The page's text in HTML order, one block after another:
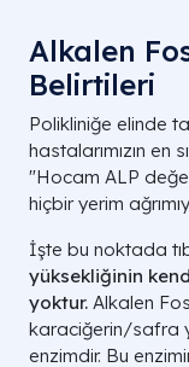
Alkalen
Belirtileri
Polikliniğe elinde
hastalarımızın en
"Hocam ALP
hiçbir yerim
İşte bu noktada
yüksekliğinin
yoktur. Alkalen
karaciğerin/safra
enzimdir. Bu